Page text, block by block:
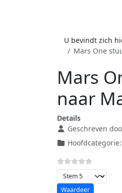
U bevindt zich
Mars One
Mars
naar
Details
Geschreven
Hoofdcategorie:
Voeg waardering toe